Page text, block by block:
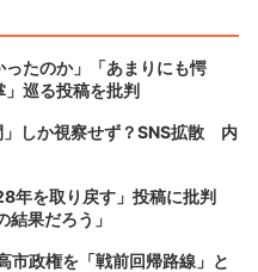
たのか」「あまりにも愕
巡る投稿を批判
しか視察せず？SNS拡散 内
年を取り戻す」投稿に批判
果だろう」
市政権を「戦前回帰路線」と